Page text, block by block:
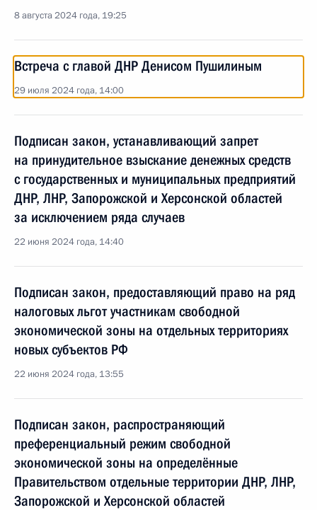
8 августа 2024 года, 19:25
Встреча с главой ДНР Денисом Пушилиным
29 июля 2024 года, 14:00
Подписан закон, устанавливающий запрет
на принудительное взыскание денежных средств
с государственных и муниципальных предприятий
ДНР, ЛНР, Запорожской и Херсонской областей
за исключением ряда случаев
22 июня 2024 года, 14:40
Подписан закон, предоставляющий право на ряд
налоговых льгот участникам свободной
экономической зоны на отдельных территориях
новых субъектов РФ
22 июня 2024 года, 13:55
Подписан закон, распространяющий
преференциальный режим свободной
экономической зоны на определённые
Правительством отдельные территории ДНР, ЛНР,
Запорожской и Херсонской областей